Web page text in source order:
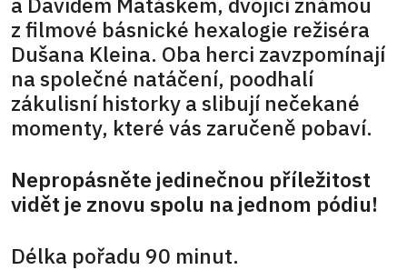
z filmové básnické hexalogie režiséra
Dušana Kleina. Oba herci zavzpomínají
na společné natáčení, poodhalí
zákulisní historky a slibují nečekané
momenty, které vás zaručeně pobaví.
Nepropásněte jedinečnou příležitost
vidět je znovu spolu na jednom pódiu!
Délka pořadu 90 minut.